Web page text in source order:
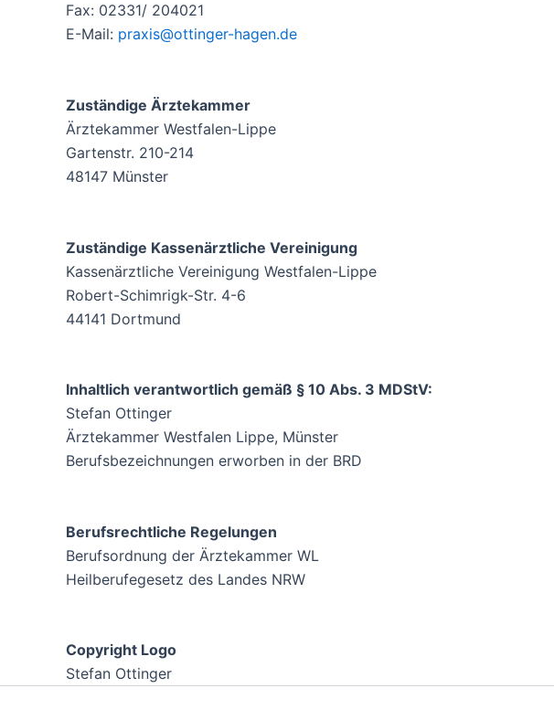
Fax: 02331/ 204021
E-Mail: praxis@ottinger-hagen.de
Zuständige Ärztekammer
Ärztekammer Westfalen-Lippe
Gartenstr. 210-214
48147 Münster
Zuständige Kassenärztliche Vereinigung
Kassenärztliche Vereinigung Westfalen-Lippe
Robert-Schimrigk-Str. 4-6
44141 Dortmund
Inhaltlich verantwortlich gemäß § 10 Abs. 3 MDStV:
Stefan Ottinger
Ärztekammer Westfalen Lippe, Münster
Berufsbezeichnungen erworben in der BRD
Berufsrechtliche Regelungen
Berufsordnung der Ärztekammer WL
Heilberufegesetz des Landes NRW
Copyright Logo
Stefan Ottinger